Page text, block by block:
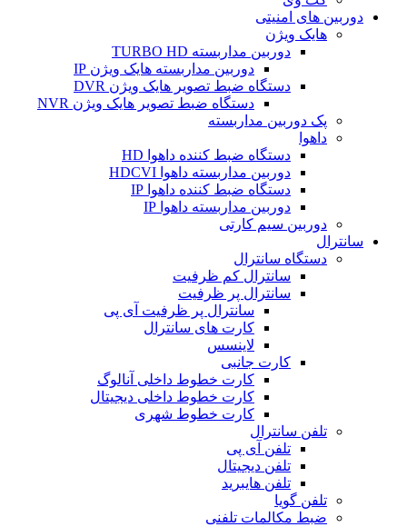
دوربین های امنیتی
هایک ویژن
دوربین مداربسته TURBO HD
دوربین مداربسته هایک ویژن IP
دستگاه ضبط تصویر هایک ویژن DVR
دستگاه ضبط تصویر هایک ویژن NVR
پک دوربین مداربسته
داهوا
دستگاه ضبط کننده داهوا HD
دوربین مداربسته داهوا HDCVI
دستگاه ضبط کننده داهوا IP
دوربین مداربسته داهوا IP
دوربین سیم کارتی
سانترال
دستگاه سانترال
سانترال کم ظرفیت
سانترال پر ظرفیت
سانترال پر ظرفیت آی پی
کارت های سانترال
لاینسس
کارت جانبی
کارت خطوط داخلی آنالوگ
کارت خطوط داخلی دیجیتال
کارت خطوط شهری
تلفن سانترال
تلفن آی پی
تلفن دیجیتال
تلفن هایبرید
تلفن گویا
ضبط مکالمات تلفنی